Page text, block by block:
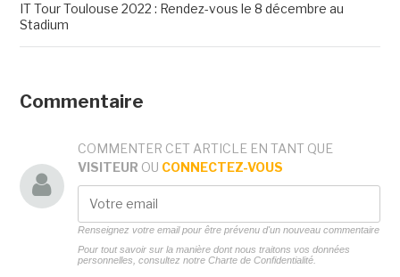
IT Tour Toulouse 2022 : Rendez-vous le 8 décembre au
Stadium
Commentaire
COMMENTER CET ARTICLE EN TANT QUE
VISITEUR OU CONNECTEZ-VOUS
Renseignez votre email pour être prévenu d'un nouveau commentaire
Pour tout savoir sur la manière dont nous traitons vos données
personnelles, consultez notre Charte de Confidentialité.